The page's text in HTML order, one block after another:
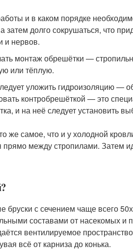
и в каком порядке
долго сокрушаться, что
и нервов.
монтаж обрешётки —
или тёплую.
уложить гидроизоляцию —
контробрешёткой — это
и на неё следует установить
же самое, что и у холодной
прямо между стропилами. Затем
с сечением чаще всего
составами от насекомых и
вентилируемое
всё от карниза до конька.